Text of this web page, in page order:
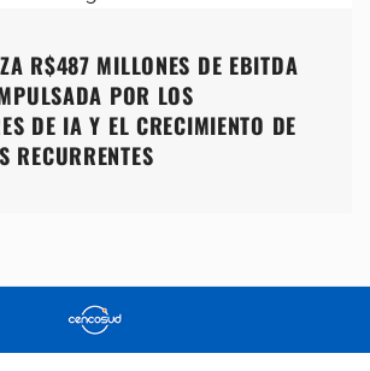
R$487 MILLONES DE EBITDA
POR LOS
DE IA Y EL CRECIMIENTO DE
RECURRENTES